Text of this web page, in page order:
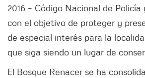
2016 – Código Nacional de Policía
con el objetivo de proteger y
de especial interés para la
que siga siendo un lugar de
El Bosque Renacer se ha